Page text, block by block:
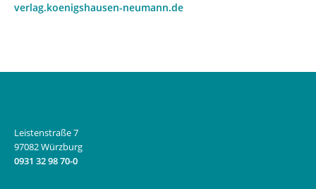
verlag.koenigshausen-neumann.de
Leistenstraße 7
97082 Würzburg
0931 32 98 70-0